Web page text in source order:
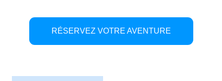
RÉSERVEZ VOTRE AVENTURE